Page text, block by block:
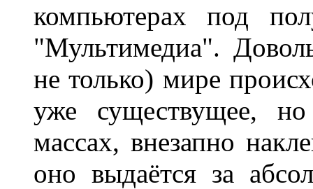
компьютерах под
"Мультимедиа".
не только) мире
уже существущее, но
массах, внезапно
оно выдаётся за